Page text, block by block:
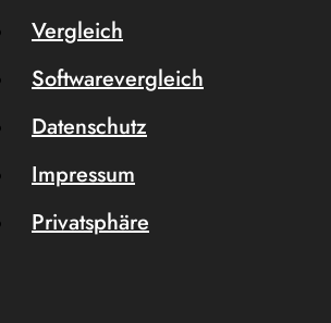
Vergleich
Softwarevergleich
Datenschutz
Impressum
Privatsphäre